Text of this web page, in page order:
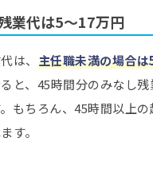
業代は5～17万円
は、 主任職未満の場合
と、45時間分のみなし
もちろん、45時間以上
す。